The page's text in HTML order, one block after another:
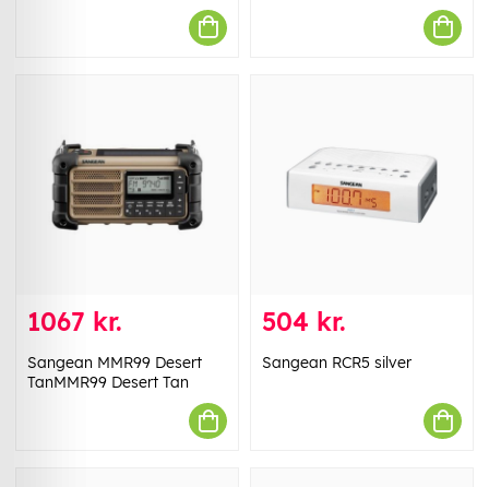
1067 kr.
Sangean MMR99 Desert
TanMMR99 Desert Tan
504 kr.
Sangean RCR5 silver